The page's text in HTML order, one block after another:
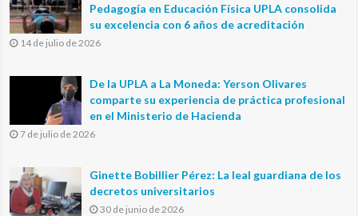
Pedagogía en Educación Física UPLA consolida
su excelencia con 6 años de acreditación
14 de julio de 2026
De la UPLA a La Moneda: Yerson Olivares
comparte su experiencia de práctica profesional
en el Ministerio de Hacienda
7 de julio de 2026
Ginette Bobillier Pérez: La leal guardiana de los
decretos universitarios
30 de junio de 2026